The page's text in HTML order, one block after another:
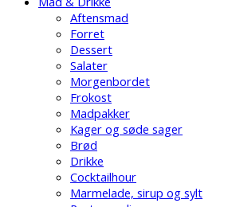
Aftensmad
Forret
Dessert
Salater
Morgenbordet
Frokost
Madpakker
Kager og søde sager
Brød
Drikke
Cocktailhour
Marmelade, sirup og sylt